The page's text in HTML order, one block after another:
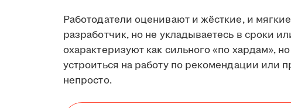
Работодатели оценивают и жёсткие, и
разработчик, но не укладываетесь в сроки
охарактеризуют как сильного «по хардам»,
устроиться на работу по рекомендации или
непросто.